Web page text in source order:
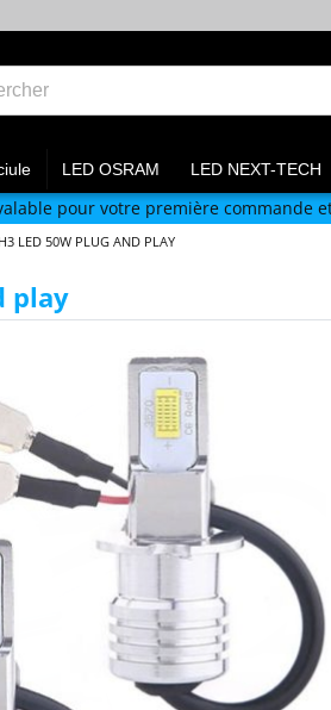
LED OSRAM LED NEXT-TECH
pour votre première commande
LED 50W PLUG AND PLAY
play